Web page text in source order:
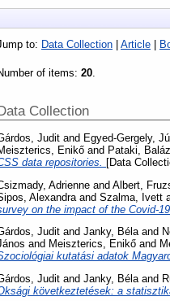
to: Data Collection Article
of items: 20.
Collection
Judit and Egyed-Gergely,
Enikő and Pataki,
data repositories.
[Data
Adrienne and Albert,
Alexandra and Szalma, Ivett
on the impact of the Covid-
Judit and Janky, Bélaand
and Meiszterics, Enikő and
kutatási adatok
Judit and Janky, Bélaand
következtetések: a